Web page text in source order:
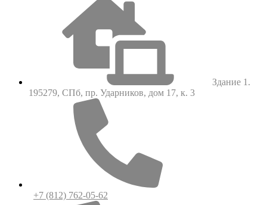
Здание 1.
195279, СПб, пр. Ударников, дом 17, к. 3
+7 (812) 762-05-62